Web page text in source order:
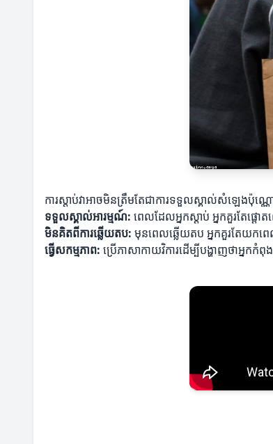
ការស្តាប់វាអាចមិនត្រឹមតែជាការទទួលស្គាល់សំឡេងប៉ុណ្ណោ
ទទួលស្គាល់អារម្មណ៍: ពេលដែលអ្នកស្តាប់ អ្នកគួរតែផ្ត
មិនគិតពីការឆ្លើយតប: មុនពេលឆ្លើយតប អ្នកគួរតែយកពេ
ធ្វើសកម្មភាព: ប្រើភាសាកាយវិការដើម្បីបង្ហាញថាអ្នកកំពុ